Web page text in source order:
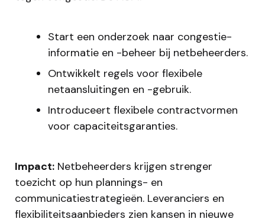
Start een onderzoek naar congestie-
informatie en -beheer bij netbeheerders.
Ontwikkelt regels voor flexibele
netaansluitingen en -gebruik.
Introduceert flexibele contractvormen
voor capaciteitsgaranties.
Impact: Netbeheerders krijgen strenger
toezicht op hun plannings- en
communicatiestrategieën. Leveranciers en
flexibiliteitsaanbieders zien kansen in nieuwe